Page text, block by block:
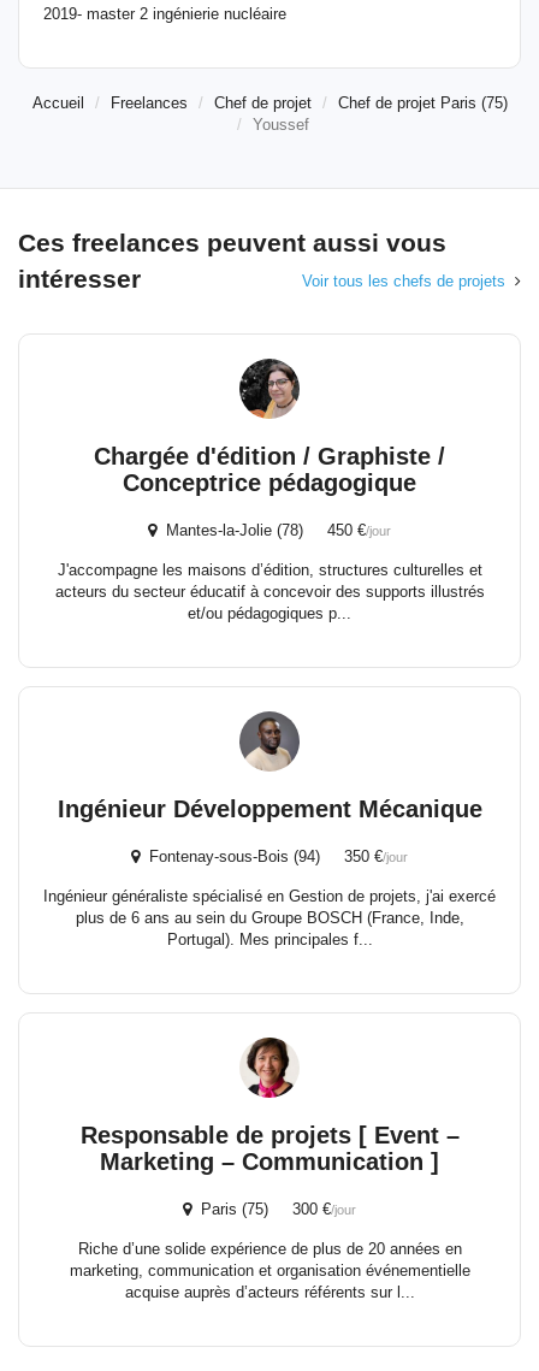
2019- master 2 ingénierie nucléaire
Accueil Freelances Chef de projet
Chef de projet Paris (75)
Youssef
Ces freelances peuvent aussi vous
intéresser
Voir tous les chefs de projets
Chargée d'édition / Graphiste /
Conceptrice pédagogique
Mantes-la-Jolie (78) 450 €/jour
J'accompagne les maisons d’édition, structures culturelles et
acteurs du secteur éducatif à concevoir des supports illustrés
et/ou pédagogiques p...
Ingénieur Développement Mécanique
Fontenay-sous-Bois (94) 350 €/jour
Ingénieur généraliste spécialisé en Gestion de projets, j'ai exercé
plus de 6 ans au sein du Groupe BOSCH (France, Inde,
Portugal). Mes principales f...
Responsable de projets [ Event –
Marketing – Communication ]
Paris (75) 300 €/jour
Riche d’une solide expérience de plus de 20 années en
marketing, communication et organisation événementielle
acquise auprès d’acteurs référents sur l...